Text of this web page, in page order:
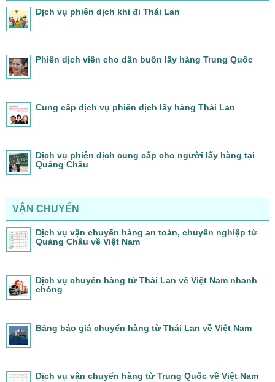
Dịch vụ phiên dịch khi đi Thái Lan
Phiên dịch viên cho dân buôn lấy hàng Trung Quốc
Cung cấp dịch vụ phiên dịch lấy hàng Thái Lan
Dịch vụ phiên dịch cung cấp cho người lấy hàng tại
Quảng Châu
VẬN CHUYỂN
Dịch vụ vận chuyển hàng an toàn, chuyên nghiệp từ
Quảng Châu về Việt Nam
Dịch vụ chuyển hàng từ Thái Lan về Việt Nam nhanh
chóng
Bảng báo giá chuyển hàng từ Thái Lan về Việt Nam
Dịch vụ vận chuyển hàng từ Trung Quốc về Việt Nam